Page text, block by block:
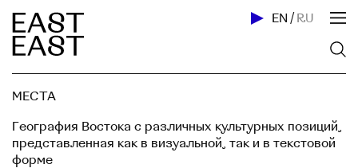
EN / RU
МЕСТА
География Востока с различных культурных позиций,
представленная как в визуальной, так и в текстовой
форме